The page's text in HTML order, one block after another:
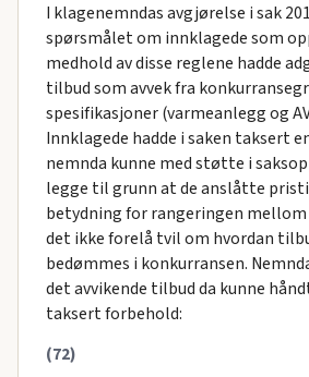
I klagenemndas avgjørelse i sak
spørsmålet om innklagede som
medhold av disse reglene hadde
tilbud som avvek fra
spesifikasjoner (varmeanlegg og
Innklagede hadde i saken taksert
nemnda kunne med støtte i
legge til grunn at de anslåtte
betydning for rangeringen
det ikke forelå tvil om hvordan
bedømmes i konkurransen.
det avvikende tilbud da kunne
taksert forbehold:
(72)